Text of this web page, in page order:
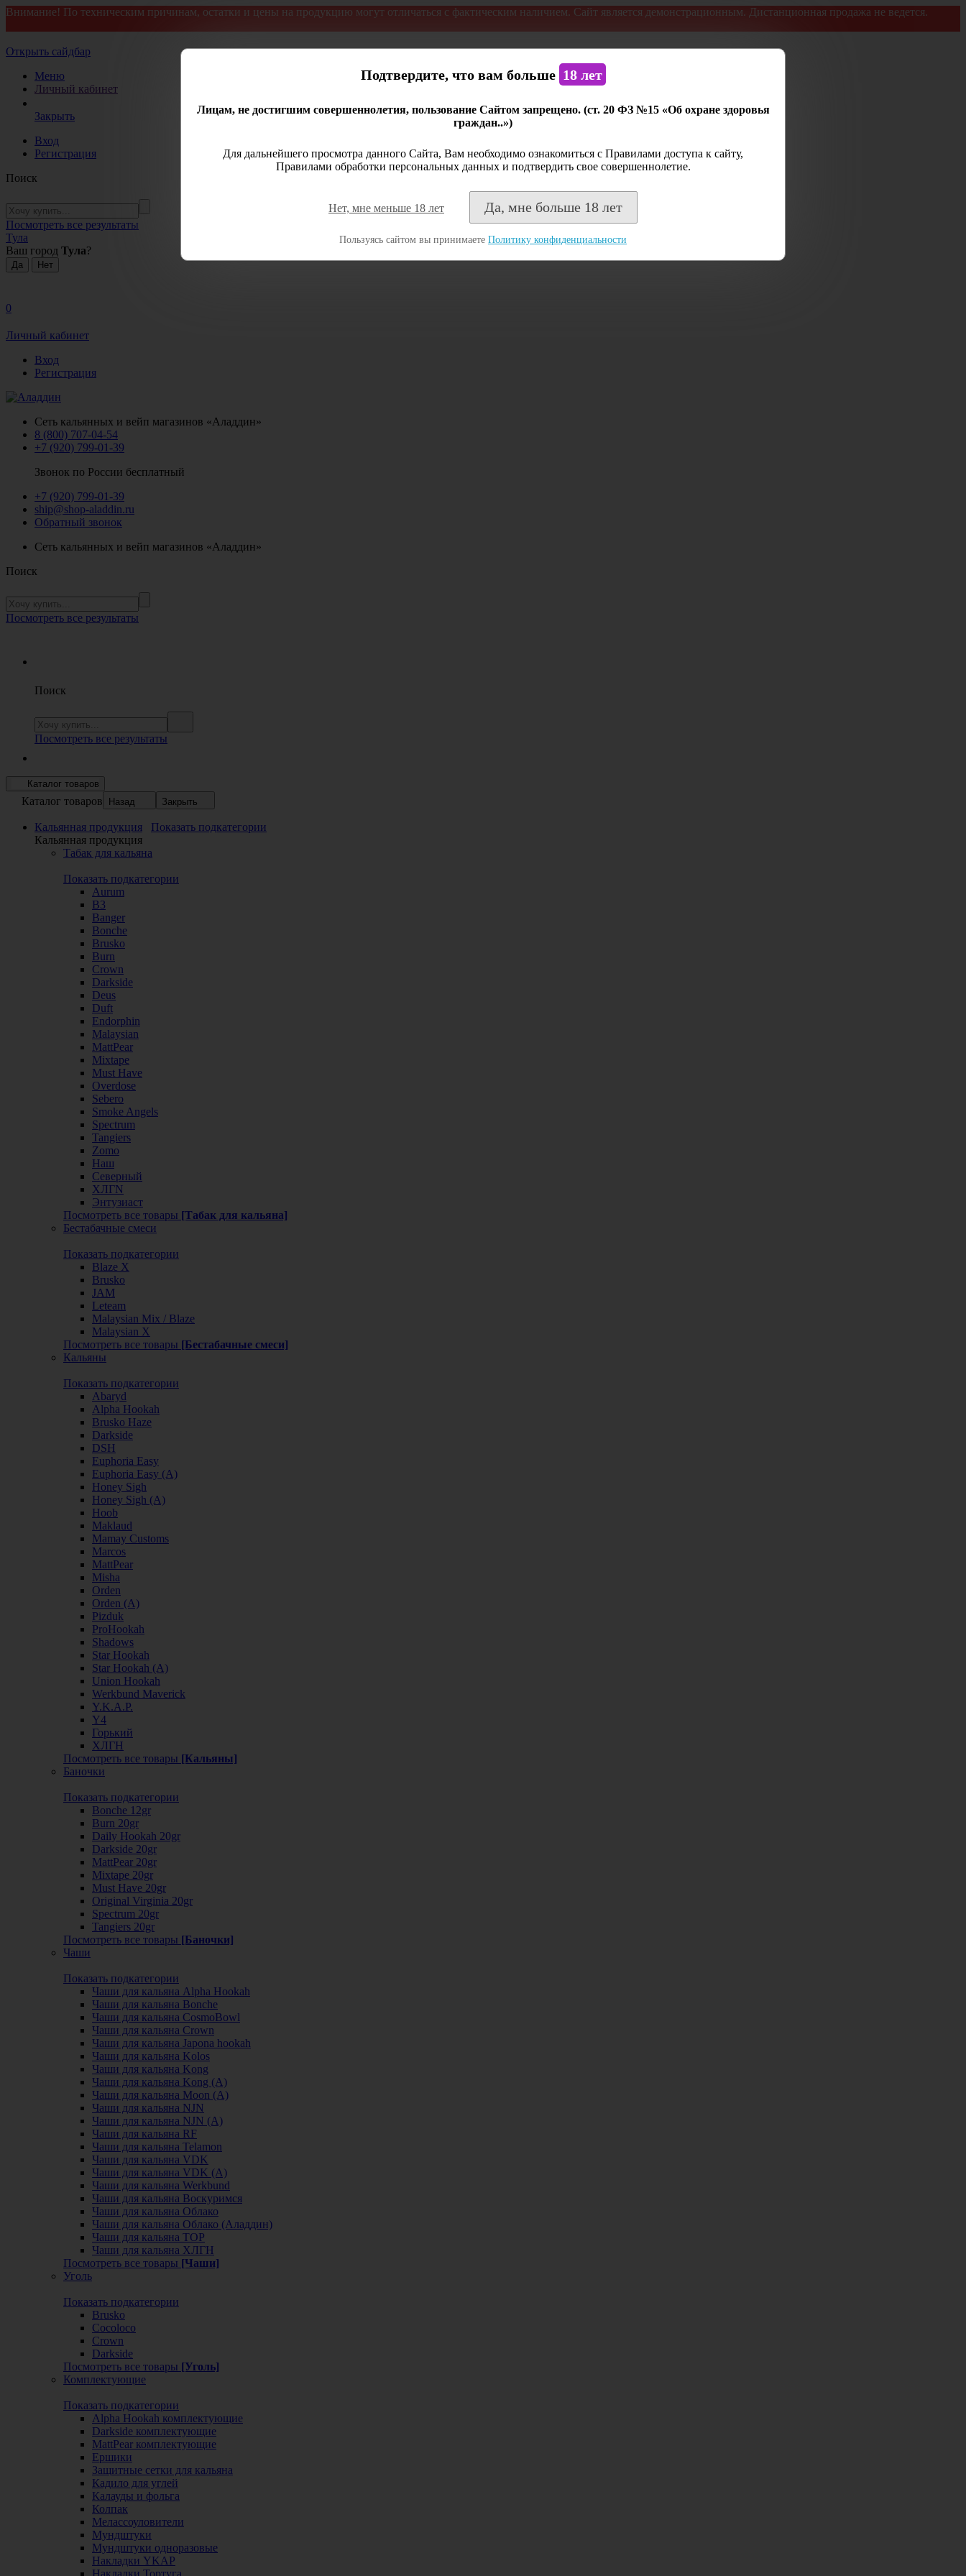
Внимание! По техническим причинам, остатки и цены на продукцию могут отличаться с фактическим наличием. Сайт является демонстрационным. Дистанционная продажа не ведется.
Открыть сайдбар
Меню
Личный кабинет
Закрыть
Вход
Регистрация
Поиск
Посмотреть все результаты
Тула
Ваш город Тула?
0
Личный кабинет
Вход
Регистрация
Сеть кальянных и вейп магазинов «Аладдин»
8 (800) 707-04-54
+7 (920) 799-01-39
Звонок по России бесплатный
+7 (920) 799-01-39
ship@shop-aladdin.ru
Обратный звонок
Сеть кальянных и вейп магазинов «Аладдин»
Поиск
Посмотреть все результаты
Поиск
Посмотреть все результаты
Каталог товаров
Каталог товаров Назад Закрыть
Кальянная продукция
Показать подкатегории
Кальянная продукция
Табак для кальяна
Показать подкатегории
Aurum
B3
Banger
Bonche
Brusko
Burn
Crown
Darkside
Deus
Duft
Endorphin
Malaysian
MattPear
Mixtape
Must Have
Overdose
Sebero
Smoke Angels
Spectrum
Tangiers
Zomo
Наш
Северный
ХЛГN
Энтузиаст
Посмотреть все товары [Табак для кальяна]
Бестабачные смеси
Показать подкатегории
Blaze X
Brusko
JAM
Leteam
Malaysian Mix / Blaze
Malaysian X
Посмотреть все товары [Бестабачные смеси]
Кальяны
Показать подкатегории
Abaryd
Alpha Hookah
Brusko Haze
Darkside
DSH
Euphoria Easy
Euphoria Easy (А)
Honey Sigh
Honey Sigh (А)
Hoob
Maklaud
Mamay Customs
Marcos
MattPear
Misha
Orden
Orden (А)
Pizduk
ProHookah
Shadows
Star Hookah
Star Hookah (А)
Union Hookah
Werkbund Maverick
Y.K.A.P.
Y4
Горький
ХЛГН
Посмотреть все товары [Кальяны]
Баночки
Показать подкатегории
Bonche 12gr
Burn 20gr
Daily Hookah 20gr
Darkside 20gr
MattPear 20gr
Mixtape 20gr
Must Have 20gr
Original Virginia 20gr
Spectrum 20gr
Tangiers 20gr
Посмотреть все товары [Баночки]
Чаши
Показать подкатегории
Чаши для кальяна Alpha Hookah
Чаши для кальяна Bonche
Чаши для кальяна CosmoBowl
Чаши для кальяна Crown
Чаши для кальяна Japona hookah
Чаши для кальяна Kolos
Чаши для кальяна Kong
Чаши для кальяна Kong (A)
Чаши для кальяна Moon (А)
Чаши для кальяна NJN
Чаши для кальяна NJN (А)
Чаши для кальяна RF
Чаши для кальяна Telamon
Чаши для кальяна VDK
Чаши для кальяна VDK (А)
Чаши для кальяна Werkbund
Чаши для кальяна Воскуримся
Чаши для кальяна Облако
Чаши для кальяна Облако (Аладдин)
Чаши для кальяна ТОР
Чаши для кальяна ХЛГН
Посмотреть все товары [Чаши]
Уголь
Показать подкатегории
Brusko
Cocoloco
Crown
Darkside
Посмотреть все товары [Уголь]
Комплектующие
Показать подкатегории
Alpha Hookah комплектующие
Darkside комплектующие
MattPear комплектующие
Ершики
Защитные сетки для кальяна
Кадило для углей
Калауды и фольга
Колпак
Мелассоуловители
Мундштуки
Мундштуки одноразовые
Накладки YKAP
Накладки Тортуга
Подтвердите, что вам больше 18 лет
Лицам, не достигшим совершеннолетия, пользование Сайтом запрещено. (ст. 20 ФЗ №15 «Об охране здоровья
граждан..»)
Для дальнейшего просмотра данного Сайта, Вам необходимо ознакомиться с Правилами доступа к сайту,
Правилами обработки персональных данных и подтвердить свое совершеннолетие.
Нет, мне меньше 18 лет Да, мне больше 18 лет
Пользуясь сайтом вы принимаете Политику конфиденциальности